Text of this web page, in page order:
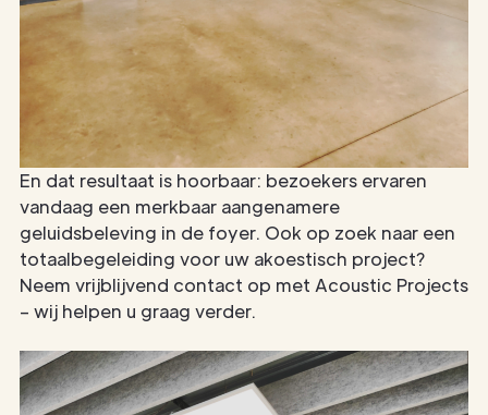
En dat resultaat is hoorbaar: bezoekers ervaren
vandaag een merkbaar aangenamere
geluidsbeleving in de foyer. Ook op zoek naar een
totaalbegeleiding voor uw akoestisch project?
Neem vrijblijvend contact op met Acoustic Projects
– wij helpen u graag verder.